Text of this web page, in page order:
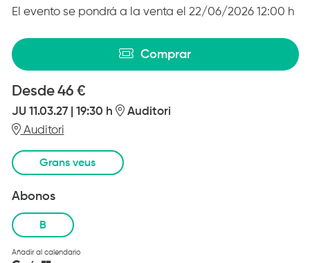
El evento se pondrá a la venta el 22/06/2026 12:00 h
Comprar
Desde Desde
46 €
JU 11.03.27| 19:30 h
Auditori
Auditori
Grans veus
Abonos
B
Añadir al calendario